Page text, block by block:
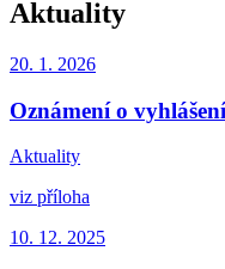
Aktuality
20. 1. 2026
Oznámení o
Aktuality
viz příloha
10. 12. 2025